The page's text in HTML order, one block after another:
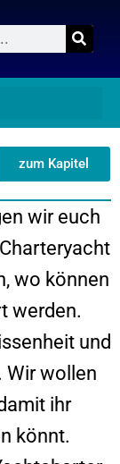
zum Kapitel
wir euch
wo können
werden.
und
Wir wollen
ihr
könnt.